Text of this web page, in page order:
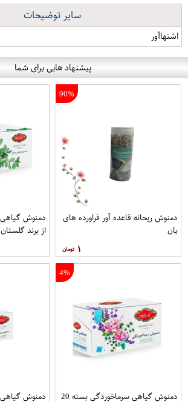
سایر توضیحات
اشتهاآور
پیشنهاد هایی برای شما
90%
دمنوش ریحانه قاعده آور فراورده های
بان
۱
از برند گلستان
4%
دمنوش گیاهی سرماخوردگی بسته 20